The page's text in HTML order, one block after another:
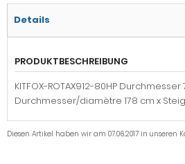
Details
PRODUKTBESCHREIBUNG
KITFOX-ROTAX912-80HP Durchmesser
Durchmesser/diamètre 178 cm x
Diesen Artikel haben wir am 07.06.2017 in